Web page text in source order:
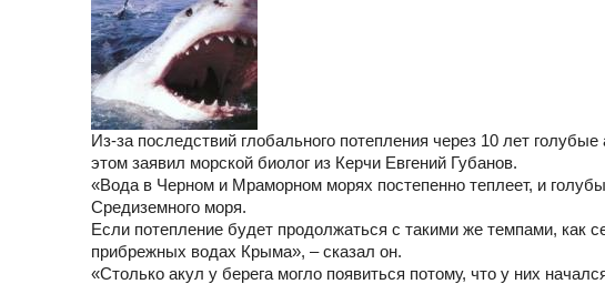
Из-за последствий глобального потепления через 10 лет
этом заявил морской биолог из Керчи Евгений Губанов.
«Вода в Черном и Мраморном морях постепенно теплеет, и
Средиземного моря.
Если потепление будет продолжаться с такими же темпами, как
прибрежных водах Крыма», – сказал он.
«Столько акул у берега могло появиться потому, что у них